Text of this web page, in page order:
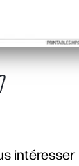
intéresser